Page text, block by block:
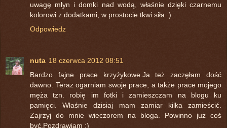
uwagę młyn i domki nad wodą, właśnie dzięki czarnemu
kolorowi z dodatkami, w prostocie tkwi siła :)
Odpowiedz
nuta 18 czerwca 2012 08:51
Bardzo fajne prace krzyżykowe.Ja też zaczęłam dość
dawno. Teraz ogarniam swoje prace, a także prace mojego
męża tzn. robię im fotki i zamieszczam na blogu ku
pamięci. Właśnie dzisiaj mam zamiar kilka zamieścić.
Zajrzyj do mnie wieczorem na bloga. Powinno już coś
być.Pozdrawiam :)